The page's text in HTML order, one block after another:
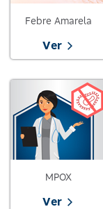
Febre Amarela
Ver
MPOX
Ver